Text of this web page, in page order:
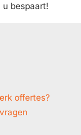
bespaart!
offertes?